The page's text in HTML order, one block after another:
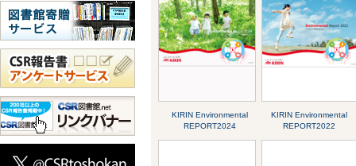
KIRIN Environmental
REPORT2024
KIRIN Environmental
REPORT2022